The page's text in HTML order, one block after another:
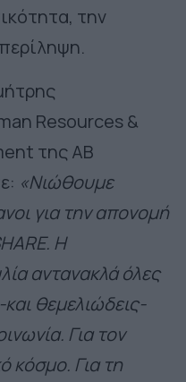
την
Resources &
της ΑΒ
«Νιώθουμε
για την απονομή
. Η
αντανακλά όλες
και θεμελιώδεις-
Για τον
κόσμο. Για τη